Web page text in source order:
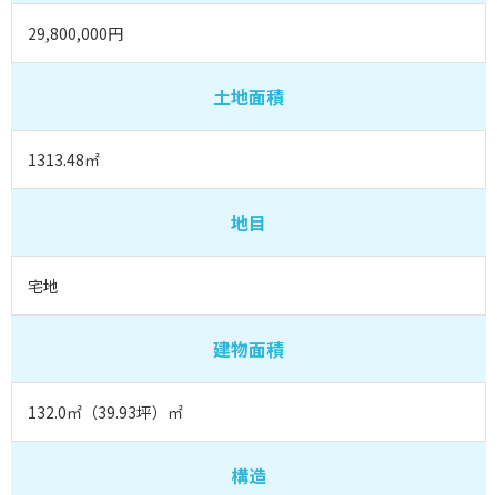
29,800,000円
土地面積
1313.48㎡
地目
宅地
建物面積
132.0㎡（39.93坪）㎡
構造